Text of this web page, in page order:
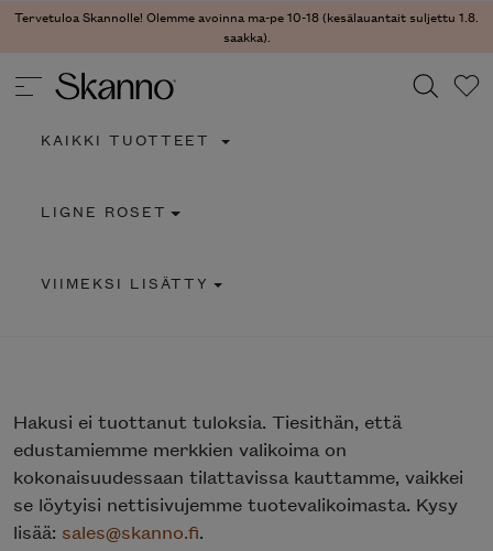
Tervetuloa Skannolle! Olemme avoinna ma-pe 10-18 (kesälauantait suljettu 1.8.
saakka).
Type 2 or more characters for results.
KAIKKI TUOTTEET
LIGNE ROSET
VIIMEKSI LISÄTTY
Hakusi ei tuottanut tuloksia. Tiesithän, että
edustamiemme merkkien valikoima on
kokonaisuudessaan tilattavissa kauttamme, vaikkei
se löytyisi nettisivujemme tuotevalikoimasta. Kysy
lisää: sales@skanno.fi.